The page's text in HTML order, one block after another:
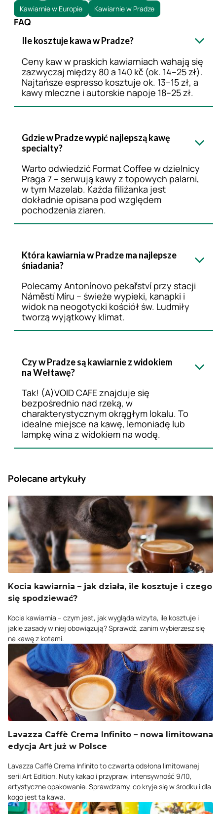
Kawiarnie w Europie Kawiarnie w Pradze
FAQ
Ile kosztuje kawa w Pradze?
Ceny kaw w praskich kawiarniach wahają się
zazwyczaj między 80 a 140 kč (ok. 14–25 zł).
Najtańsze espresso kosztuje ok. 13–15 zł, a
kawy mleczne i autorskie napoje 18–25 zł.
Gdzie w Pradze wypić najlepszą kawę
specialty?
Warto odwiedzić Format Coffee w dzielnicy
Praga 7 – serwują kawy z topowych palarni,
w tym Mazelab. Każda filiżanka jest
dokładnie opisana pod względem
pochodzenia ziaren.
Która kawiarnia w Pradze ma najlepsze
śniadania?
Polecamy Antonínovo pekařství przy stacji
Náměstí Míru – świeże wypieki, kanapki i
widok na neogotycki kościół św. Ludmiły
tworzą wyjątkowy klimat.
Czy w Pradze są kawiarnie z widokiem
na Wełtawę?
Tak! (A)VOID CAFE znajduje się
bezpośrednio nad rzeką, w
charakterystycznym okrągłym lokalu. To
idealne miejsce na kawę, lemoniadę lub
lampkę wina z widokiem na wodę.
Polecane artykuły
Kocia kawiarnia – jak działa, ile kosztuje i czego
się spodziewać?
Kocia kawiarnia – czym jest, jak wygląda wizyta, ile kosztuje i
jakie zasady w niej obowiązują? Sprawdź, zanim wybierzesz się
na kawę z kotami.
Lavazza Caffè Crema Infinito – nowa limitowana
edycja Art już w Polsce
Lavazza Caffè Crema Infinito to czwarta odsłona limitowanej
serii Art Edition. Nuty kakao i przypraw, intensywność 9/10,
artystyczne opakowanie. Sprawdzamy, co kryje się w środku i dla
kogo jest ta kawa.